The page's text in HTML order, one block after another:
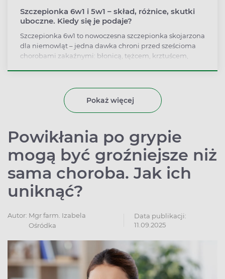
Szczepionka 6w1 i 5w1 – skład, różnice, skutki
uboczne. Kiedy się je podaje?
Szczepionka 6w1 to nowoczesna szczepionka skojarzona
dla niemowląt – jedna dawka chroni przed sześcioma
chorobami zakaźnymi: błonicą, tężcem, krztuścem,
są wygodną alternatywą dla preparatów
jednoskładnikowych ze względu na mniejszą liczbę
wkłuć i uproszczenie schematu obowiązkowych
Pokaż więcej
Powikłania po grypie
mogą być groźniejsze niż
sama choroba. Jak ich
uniknąć?
Autor: Mgr farm. Izabela
Ośródka
Data publikacji:
11.09.2025